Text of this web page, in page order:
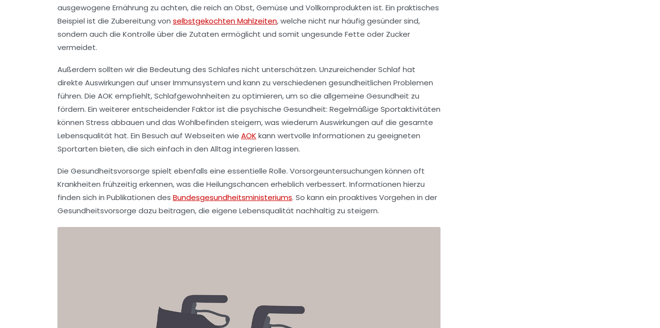
ausgewogene Ernährung zu achten, die reich an Obst, Gemüse und Vollkornprodukten ist. Ein praktisches
Beispiel ist die Zubereitung von selbstgekochten Mahlzeiten, welche nicht nur häufig gesünder sind,
sondern auch die Kontrolle über die Zutaten ermöglicht und somit ungesunde Fette oder Zucker
vermeidet.
Außerdem sollten wir die Bedeutung des Schlafes nicht unterschätzen. Unzureichender Schlaf hat
direkte Auswirkungen auf unser Immunsystem und kann zu verschiedenen gesundheitlichen Problemen
führen. Die AOK empfiehlt, Schlafgewohnheiten zu optimieren, um so die allgemeine Gesundheit zu
fördern. Ein weiterer entscheidender Faktor ist die psychische Gesundheit: Regelmäßige Sportaktivitäten
können Stress abbauen und das Wohlbefinden steigern, was wiederum Auswirkungen auf die gesamte
Lebensqualität hat. Ein Besuch auf Webseiten wie AOK kann wertvolle Informationen zu geeigneten
Sportarten bieten, die sich einfach in den Alltag integrieren lassen.
Die Gesundheitsvorsorge spielt ebenfalls eine essentielle Rolle. Vorsorgeuntersuchungen können oft
Krankheiten frühzeitig erkennen, was die Heilungschancen erheblich verbessert. Informationen hierzu
finden sich in Publikationen des Bundesgesundheitsministeriums. So kann ein proaktives Vorgehen in der
Gesundheitsvorsorge dazu beitragen, die eigene Lebensqualität nachhaltig zu steigern.